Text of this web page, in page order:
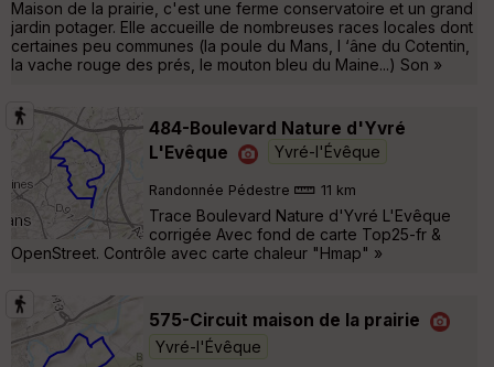
Maison de la prairie, c'est une ferme conservatoire et un grand
jardin potager. Elle accueille de nombreuses races locales dont
certaines peu communes (la poule du Mans, l ‘âne du Cotentin,
la vache rouge des prés, le mouton bleu du Maine...) Son »
484-Boulevard Nature d'Yvré
L'Evêque
Yvré-l'Évêque
Randonnée Pédestre 11 km
Trace Boulevard Nature d'Yvré L'Evêque
corrigée Avec fond de carte Top25-fr &
OpenStreet. Contrôle avec carte chaleur "Hmap" »
575-Circuit maison de la prairie
Yvré-l'Évêque